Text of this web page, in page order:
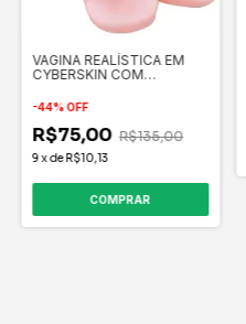
VAGINA REALÍSTICA EM
CYBERSKIN COM
-44%OFF
R$75,00 R$135,00
9xdeR$10,13